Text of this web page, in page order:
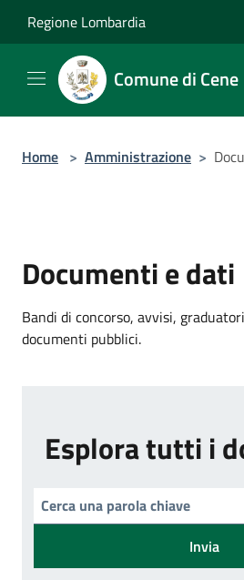
Regione Lombardia
Comune di Cene
Home > Amministrazione >
Documenti e dati
Bandi di concorso, avvisi,
documenti pubblici.
Esplora tutti i
Invia